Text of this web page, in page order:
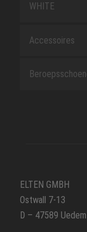
WHITE
Accessoires
ELTEN GMBH
Ostwall 7-13
D – 47589 Uedem